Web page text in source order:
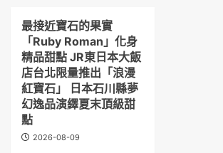
最接近寶石的果實
「Ruby Roman」化身
精品甜點 JR東日本大飯
店台北限量推出「浪漫
紅寶石」 日本石川縣夢
幻逸品演繹夏末頂級甜
點
2026-08-09